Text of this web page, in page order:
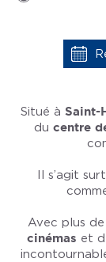
Situé à Saint-
du centre
Il s’agit
Avec plus de
cinémas et